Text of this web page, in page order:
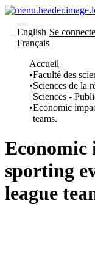
English
Français
Se
et collections
Parcourir
Statistiques
À
propos
Recherche
uO
soumettre
votre
thèse
Comment
Accueil
Faculté des
Sciences de la
Sciences -
Economic
teams.
sporting
league